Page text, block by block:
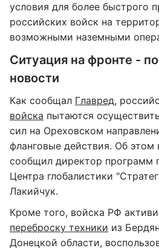
условия для более быстрого
российских войск на
возможными наземными
Ситуация на фронте -
новости
Как сообщал Главред,
войска пытаются
сил на Ореховском
фланговые действия. Об этом
сообщил директор программ
Центра глобалистики
Лакийчук.
Кроме того, войска РФ
переброску техники из
Донецкой области,